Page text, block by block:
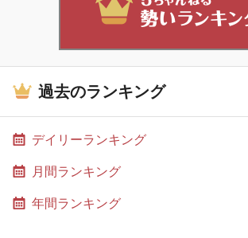
過去のランキング
デイリーランキング
月間ランキング
年間ランキング